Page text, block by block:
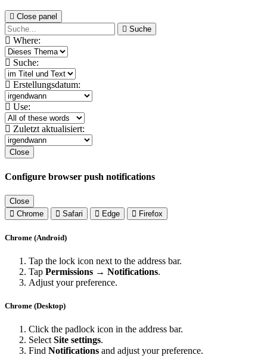
Close panel
Suche
Where:
Suche:
Erstellungsdatum:
Use:
Zuletzt aktualisiert:
Close
Configure browser push notifications
Close
Chrome
Safari Edge Firefox
Chrome (Android)
Tap the lock icon next to the address bar.
Tap Permissions → Notifications.
Adjust your preference.
Chrome (Desktop)
Click the padlock icon in the address bar.
SelectSite settings.
Find Notifications and adjust your preference.